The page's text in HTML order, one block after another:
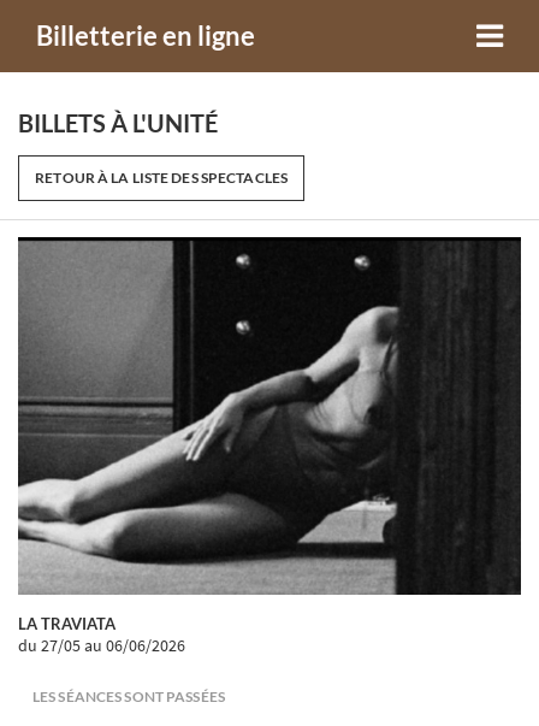
Billetterie en ligne
BILLETS À L'UNITÉ
RETOUR À LA LISTE DES SPECTACLES
LA TRAVIATA
du 27/05au 06/06/2026
LES SÉANCES SONT PASSÉES